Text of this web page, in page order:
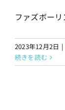
ファズボー
2023年12月2日 |
続きを読む